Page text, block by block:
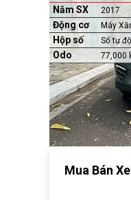
Năm SX 2017
Động cơ Máy
Hộp số Số tự
Odo 77,000
Mua Bán